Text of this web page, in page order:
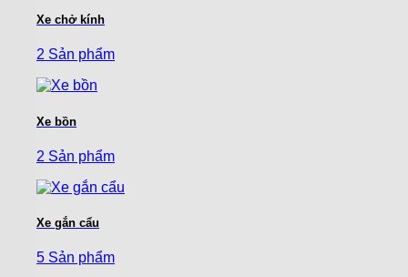
Xe chở kính
2 Sản phẩm
Xe bồn
2 Sản phẩm
Xe gắn cẩu
5 Sản phẩm